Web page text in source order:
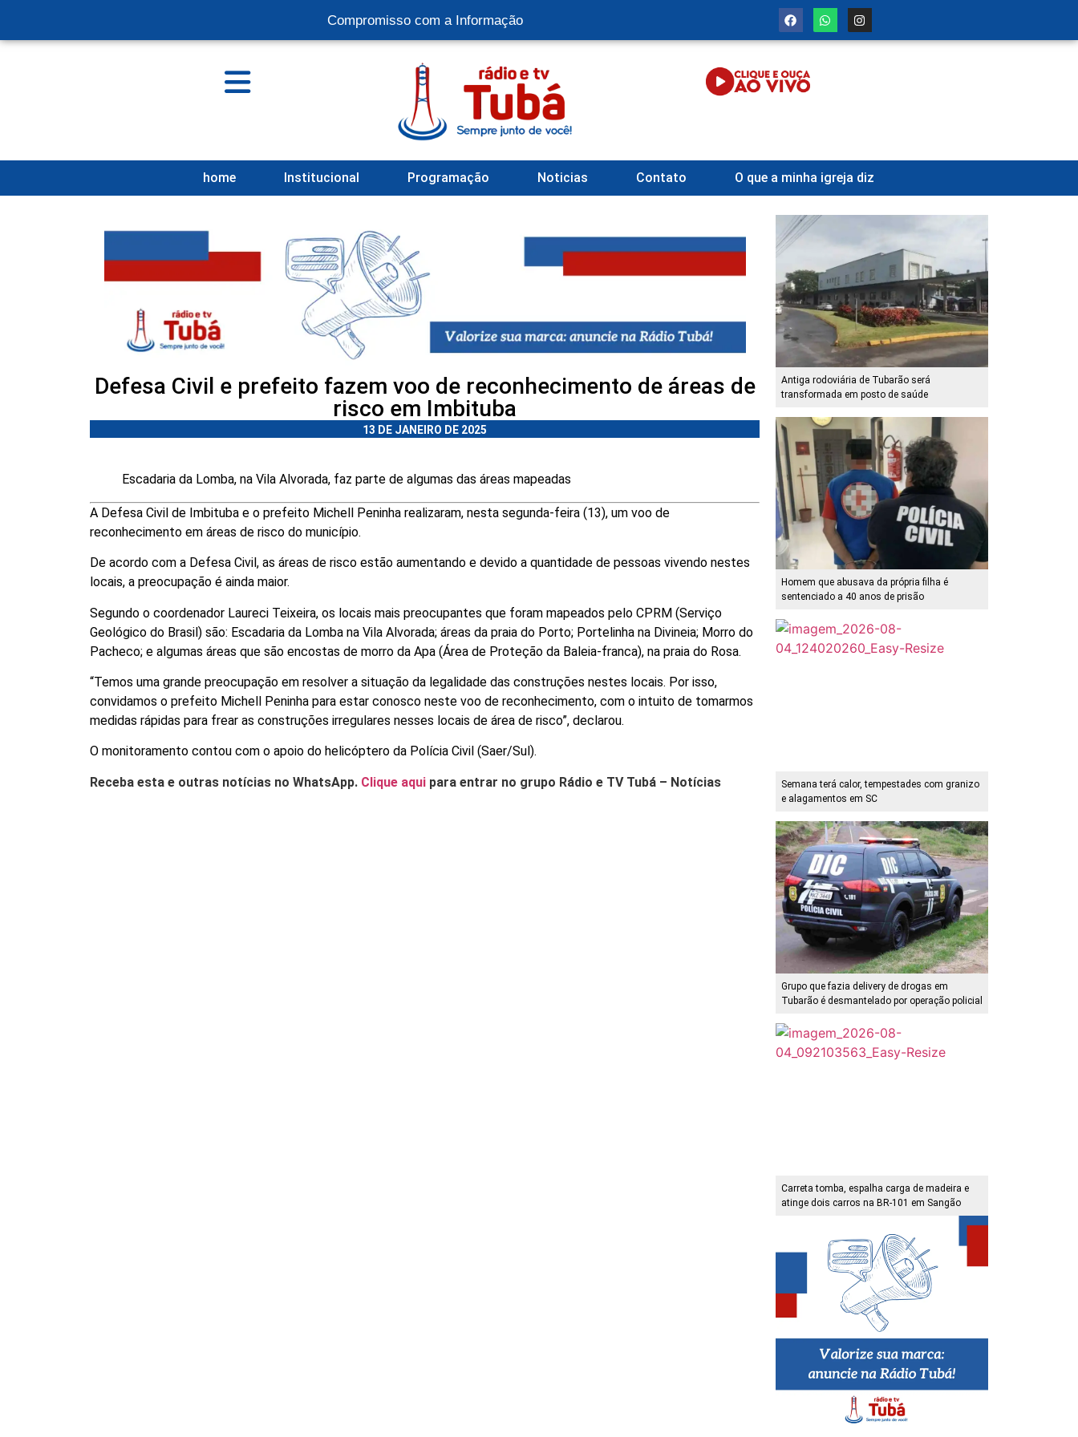
Compromisso com a Informação
home Institucional Programação Noticias Contato O que a minha igreja diz
Defesa Civil e prefeito fazem voo de reconhecimento de áreas de
risco em Imbituba
13 DE JANEIRO DE 2025
Escadaria da Lomba, na Vila Alvorada, faz parte de algumas das áreas mapeadas
A Defesa Civil de Imbituba e o prefeito Michell Peninha realizaram, nesta segunda-feira (13), um voo de
reconhecimento em áreas de risco do município.
De acordo com a Defesa Civil, as áreas de risco estão aumentando e devido a quantidade de pessoas vivendo nestes
locais, a preocupação é ainda maior.
Segundo o coordenador Laureci Teixeira, os locais mais preocupantes que foram mapeados pelo CPRM (Serviço
Geológico do Brasil) são: Escadaria da Lomba na Vila Alvorada; áreas da praia do Porto; Portelinha na Divineia; Morro do
Pacheco; e algumas áreas que são encostas de morro da Apa (Área de Proteção da Baleia-franca), na praia do Rosa.
“Temos uma grande preocupação em resolver a situação da legalidade das construções nestes locais. Por isso,
convidamos o prefeito Michell Peninha para estar conosco neste voo de reconhecimento, com o intuito de tomarmos
medidas rápidas para frear as construções irregulares nesses locais de área de risco”, declarou.
O monitoramento contou com o apoio do helicóptero da Polícia Civil (Saer/Sul).
Receba esta e outras notícias no WhatsApp. Clique aqui para entrar no grupo Rádio e TV Tubá – Notícias
Antiga rodoviária de Tubarão será
transformada em posto de saúde
Homem que abusava da própria filha é
sentenciado a 40 anos de prisão
Semana terá calor, tempestades com granizo
e alagamentos em SC
Grupo que fazia delivery de drogas em
Tubarão é desmantelado por operação policial
Carreta tomba, espalha carga de madeira e
atinge dois carros na BR-101 em Sangão